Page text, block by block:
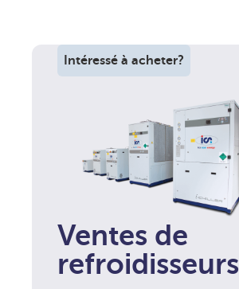
Ventes de
refroidisseurs
Intéressé à acheter?